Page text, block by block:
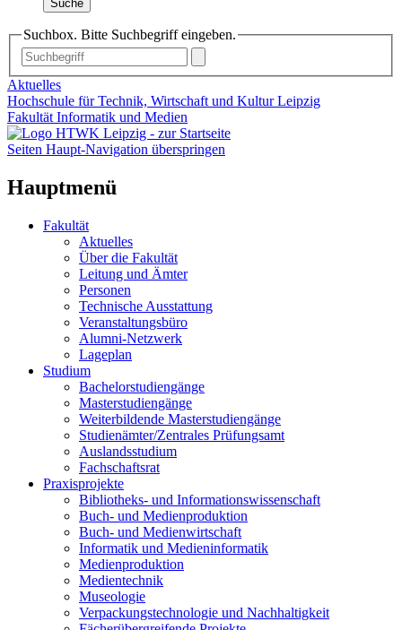
Suche
Suchbox. Bitte Suchbegriff eingeben.
Aktuelles
Hochschule für Technik, Wirtschaft und Kultur Leipzig
Fakultät Informatik und Medien
Seiten Haupt-Navigation überspringen
Hauptmenü
Fakultät
Aktuelles
Über die Fakultät
Leitung und Ämter
Personen
Technische Ausstattung
Veranstaltungsbüro
Alumni-Netzwerk
Lageplan
Studium
Bachelorstudiengänge
Masterstudiengänge
Weiterbildende Masterstudiengänge
Studienämter/Zentrales Prüfungsamt
Auslandsstudium
Fachschaftsrat
Praxisprojekte
Bibliotheks- und Informationswissenschaft
Buch- und Medienproduktion
Buch- und Medienwirtschaft
Informatik und Medieninformatik
Medienproduktion
Medientechnik
Museologie
Verpackungstechnologie und Nachhaltigkeit